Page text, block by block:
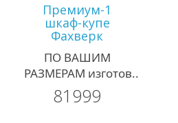
Премиум-1
шкаф-купе
Фахверк
ПО ВАШИМ
РАЗМЕРАМ изготов..
81999